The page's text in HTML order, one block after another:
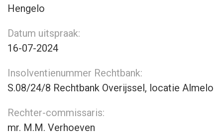
Hengelo
Datum uitspraak:
16-07-2024
Insolventienummer Rechtbank:
S.08/24/8 Rechtbank Overijssel, locatie Almelo
Rechter-commissaris:
mr. M.M. Verhoeven